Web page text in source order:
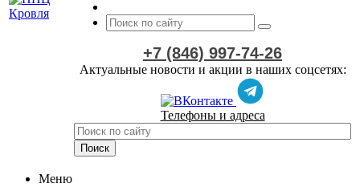
+7 (846) 997-74-26
Актуальные новости и акции в наших соцсетях:
Телефоны и адреса
Меню